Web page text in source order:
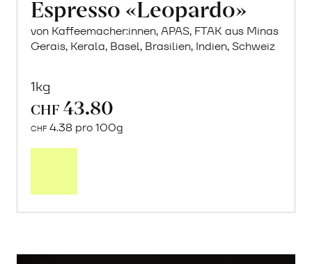
Espresso «Leopardo»
von Kaffeemacher:innen, APAS, FTAK aus Minas
Gerais, Kerala, Basel, Brasilien, Indien, Schweiz
1kg
CHF 43.80
CHF 4.38 pro 100g